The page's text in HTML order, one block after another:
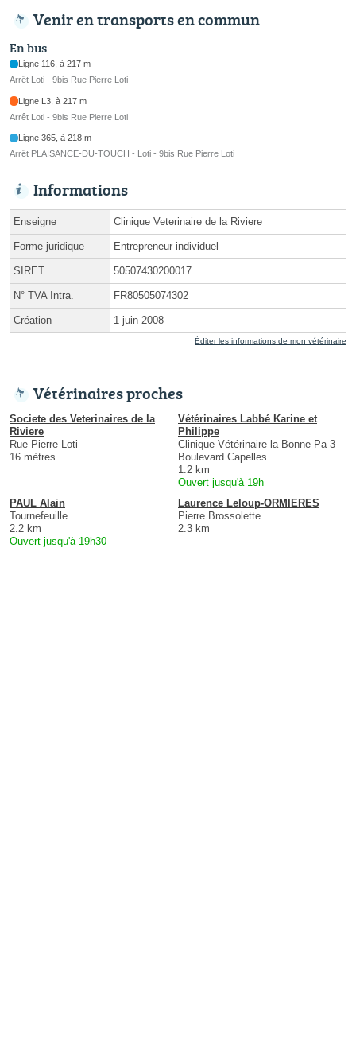
Venir en transports en commun
En bus
Ligne 116, à 217 m
Arrêt Loti - 9bis Rue Pierre Loti
Ligne L3, à 217 m
Arrêt Loti - 9bis Rue Pierre Loti
Ligne 365, à 218 m
Arrêt PLAISANCE-DU-TOUCH - Loti - 9bis Rue Pierre Loti
Informations
Enseigne Clinique Veterinaire de la Riviere
Forme juridique Entrepreneur individuel
SIRET 50507430200017
N° TVA Intra. FR80505074302
Création 1 juin 2008
Éditer les informations de mon vétérinaire
Vétérinaires proches
Societe des Veterinaires de la
Riviere
Rue Pierre Loti
16 mètres
Vétérinaires Labbé Karine et
Philippe
Clinique Vétérinaire la Bonne Pa 3
Boulevard Capelles
1.2 km
Ouvert jusqu'à 19h
PAUL Alain
Tournefeuille
2.2 km
Ouvert jusqu'à 19h30
Laurence Leloup-ORMIERES
Pierre Brossolette
2.3 km